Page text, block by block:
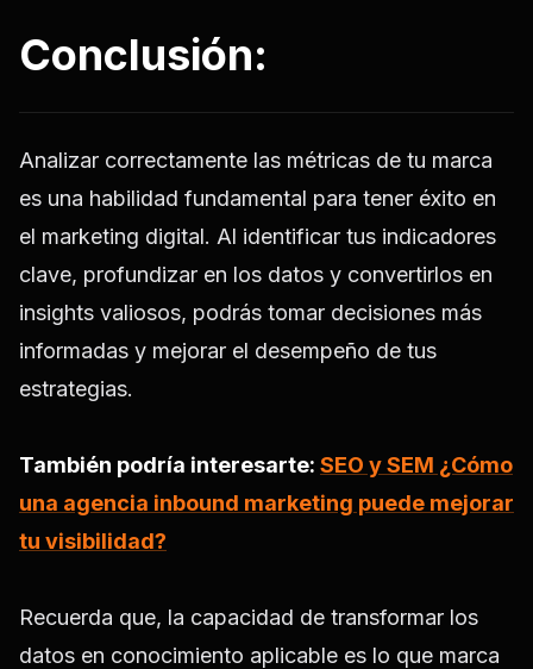
Conclusión:
Analizar correctamente las métricas de tu marca
es una habilidad fundamental para tener éxito en
el marketing digital. Al identificar tus indicadores
clave, profundizar en los datos y convertirlos en
insights valiosos, podrás tomar decisiones más
informadas y mejorar el desempeño de tus
estrategias.
También podría interesarte: SEO y SEM ¿Cómo
una agencia inbound marketing puede mejorar
tu visibilidad?
Recuerda que, la capacidad de transformar los
datos en conocimiento aplicable es lo que marca